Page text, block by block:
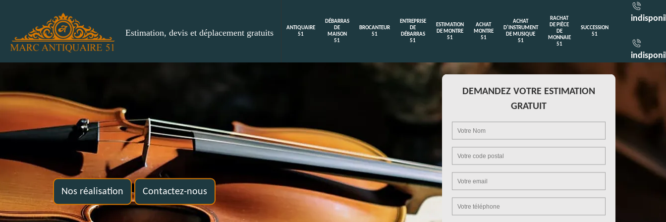
Estimation, devis et déplacement gratuits
ANTIQUAIRE
51
DÉBARRAS
DE
MAISON
51
BROCANTEUR
51
ENTREPRISE
DE
DÉBARRAS
51
ESTIMATION
DE MONTRE
51
ACHAT
MONTRE
51
ACHAT
D'INSTRUMENT
DE MUSIQUE
51
RACHAT
DE PIÈCE
DE
MONNAIE
51
SUCCESSION
51
Nos réalisation Contactez-nous
DEMANDEZ VOTRE ESTIMATION
GRATUIT